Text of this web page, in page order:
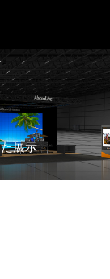
展示